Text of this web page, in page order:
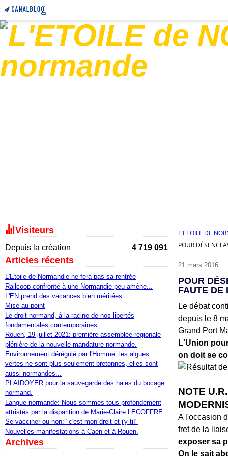
Visiteurs
Depuis la création 4 719 091
Articles récents
L'Etoile de Normandie ne fera pas sa rentrée
Railcoop confronté à une Normandie peu amène...
L'EN prend des vacances bien méritées
Mise au point
Le droit normand, à la racine de nos libertés
fondamentales contemporaines...
Rouen, 19 juillet 2021: première assemblée régionale
plénière de la nouvelle mandature normande.
Environnement dérégulé par l'Homme: les algues
vertes ne sont plus seulement bretonnes, elles sont
aussi normandes...
PLAIDOYER pour la sauvegarde des haies du bocage
normand.
Langue normande: Nous sommes tous profondément
attristés par la disparition de Marie-Claire LECOFFRE.
Se vacciner ou non: "c'est mon dreit et j'y ti!"
Nouvelles manifestations à Caen et à Rouen.
Archives
L'ETOILE DE
POUR
21 mars 2016
POUR
FAUTE DE
Le débat
depuis le 8
Grand Port
L'Union
on doit se
NOTE
A l'occasion
fret de la
exposer sa
On le sait